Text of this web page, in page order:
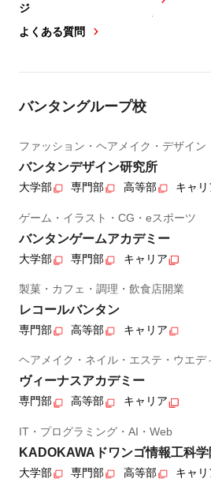
ジ
よくある質問
バンタングループ校
ファッション・ヘアメイク・デザイン
バンタンデザイン研究所
大学部 専門部 高等部 キャリ
ゲーム・イラスト・CG・eスポーツ
バンタンゲームアカデミー
大学部 専門部 キャリア
製菓・カフェ・調理・飲食店開業
レコールバンタン
専門部 高等部 キャリア
ヘアメイク・ネイル・エステ・ウエデ
ヴィーナスアカデミー
専門部 高等部 キャリア
IT・プログラミング・AI・Web
KADOKAWAドワンゴ情報工科学
大学部 専門部 高等部 キャリ